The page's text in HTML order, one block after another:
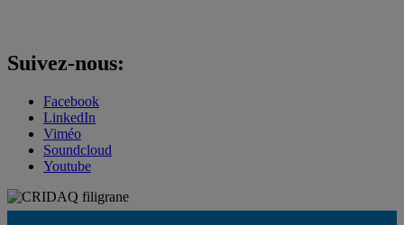
Suivez-nous:
Facebook
LinkedIn
Viméo
Soundcloud
Youtube